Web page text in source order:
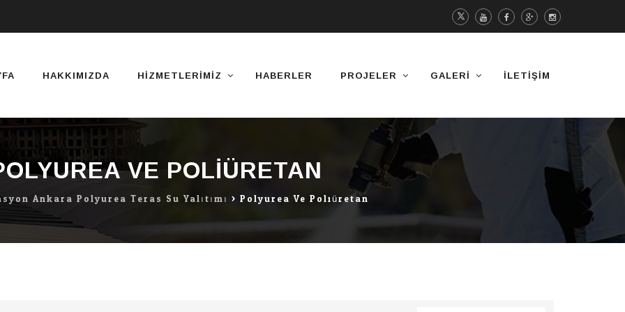
HAKKIMIZDA HIZMETLERIMIZ HABERLER PROJELER GALERI İLETIŞIM
VE POLIÜRETAN
Ankara Polyurea Teras Su Yalıtımı > Polyurea Ve Poliüretan